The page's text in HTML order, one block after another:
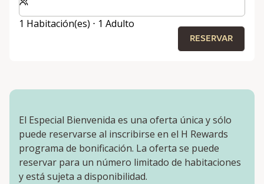
1 Habitación(es) ⋅ 1 Adulto
RESERVAR
El Especial Bienvenida es una oferta única y sólo
puede reservarse al inscribirse en el H Rewards
programa de bonificación. La oferta se puede
reservar para un número limitado de habitaciones
y está sujeta a disponibilidad.